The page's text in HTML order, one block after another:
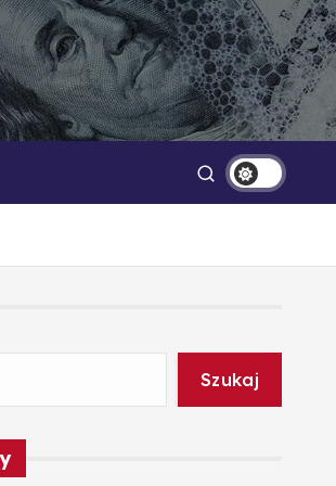
Szukaj